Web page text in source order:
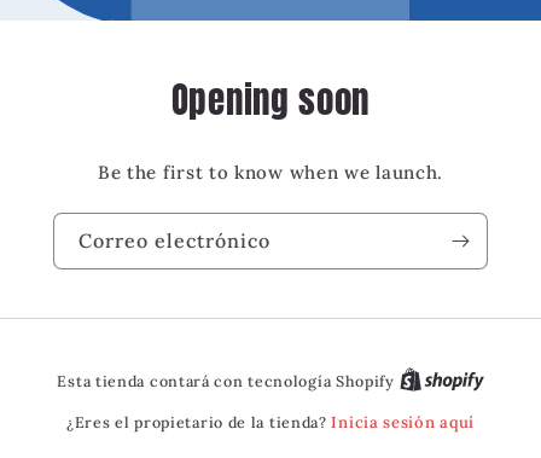
Opening soon
Be the first to know when we launch.
Correo electrónico
Esta tienda contará con tecnología Shopify
¿Eres el propietario de la tienda?Inicia sesión aquí